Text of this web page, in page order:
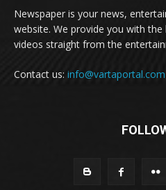
Newspaper is your news,
website. We provide you with
videos straight from the
Contact us: info@vartaportal.com